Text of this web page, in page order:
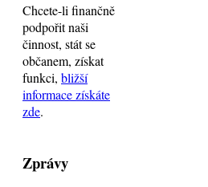
Chcete-li finančně
podpořit naši
činnost, stát se
občanem, získat
funkci, bližší
informace získáte
zde.
Zprávy